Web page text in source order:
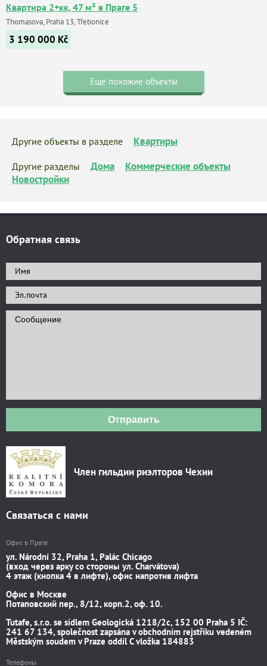
Квартира 2+кк, 47 м² в Праге 5
Thomasova, Praha 13, Třebonice
3 190 000 Kč
Еще похожие объекты
Другие объекты в разделе Квартиры
Другие разделы Дома
Коммерческие объекты
Новостройки
Обратная связь
Отправить
Член гильдии риэлторов Чехии
Связаться с нами
Офис в Праге
ул. Národní 32, Praha 1, Palác Chicago
(вход через арку со стороны ул. Charvátova)
4 этаж (кнопка 4 в лифте), офис напротив лифта
Офис в Москве
Потаповский пер., 8/12, корп.2, оф. 10.
Tutafe, s.r.o. se sídlem Geologická 1218/2c, 152 00 Praha 5 IČ:
241 67 134, společnost zapsána v obchodním rejstříku vedeném
Městským soudem v Praze oddíl C vložka 184883
Телефоны